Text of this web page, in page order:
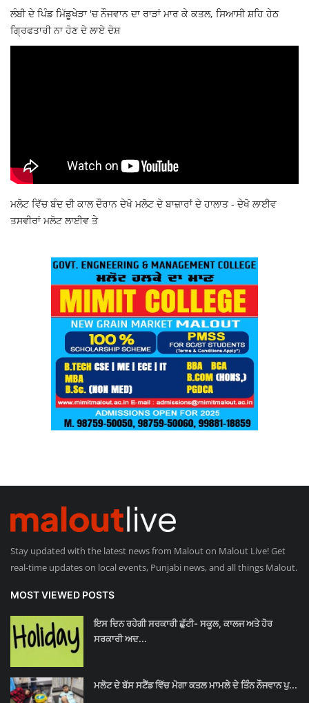
ਲੰਬੀ ਦੇ ਪਿੰਡ ਮਿੱਡੂਖੇੜਾ 'ਚ ਨੌਜਵਾਨ ਦਾ ਰਾੜਾਂ ਮਾਰ ਕੇ ਕਤਲ, ਸਿਆਸੀ ਸ਼ਹਿ ਹੇਠ
ਗ੍ਰਿਫਤਾਰੀ ਨਾ ਹੋਣ ਦੇ ਲਾਏ ਦੋਸ਼
ਮਲੋਟ ਵਿੱਚ ਬੰਦ ਦੀ ਕਾਲ ਦੌਰਾਨ ਦੇਖੋ ਮਲੋਟ ਦੇ ਬਾਜ਼ਾਰਾਂ ਦੇ ਹਾਲਾਤ - ਦੇਖੋ ਲਾਈਵ
ਤਸਵੀਰਾਂ ਮਲੋਟ ਲਾਈਵ ਤੇ
Stay updated with the latest news from Malout on Malout Live! Get
real-time updates on local events, Punjabi news, and all things Malout.
MOST VIEWED POSTS
ਇਸ ਦਿਨ ਰਹੇਗੀ ਸਰਕਾਰੀ ਛੁੱਟੀ- ਸਕੂਲ, ਕਾਲਜ ਅਤੇ ਹੋਰ
ਸਰਕਾਰੀ ਅਦ...
ਮਲੋਟ ਦੇ ਬੱਸ ਸਟੈਂਡ ਵਿੱਚ ਮੋਗਾ ਕਤਲ ਮਾਮਲੇ ਦੇ ਤਿੰਨ ਨੌਜਵਾਨ ਪੁ...